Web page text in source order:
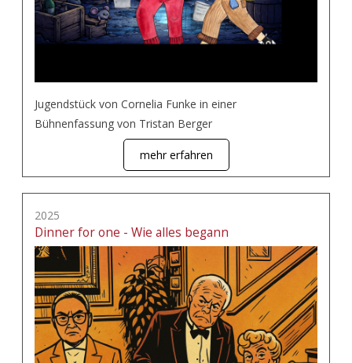
Jugendstück von Cornelia Funke in einer
Bühnenfassung von Tristan Berger
mehr erfahren
2025
Dinner for one - Wie alles begann